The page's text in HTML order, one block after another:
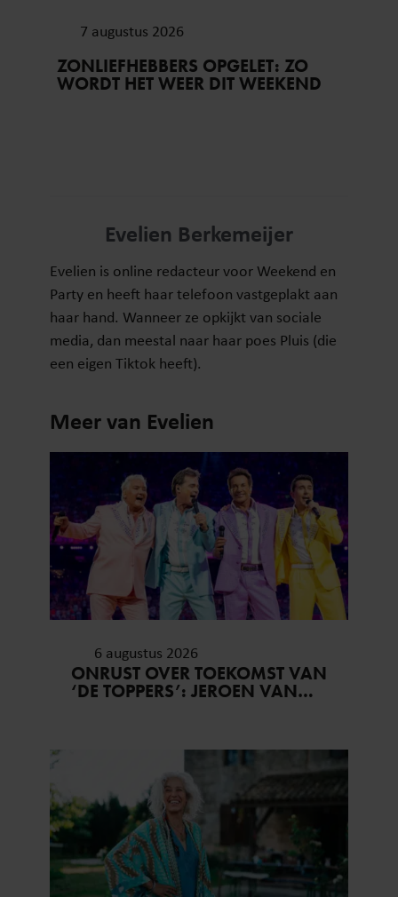
7 augustus 2026
ZONLIEFHEBBERS OPGELET: ZO
WORDT HET WEER DIT WEEKEND
Evelien Berkemeijer
Evelien is online redacteur voor Weekend en
Party en heeft haar telefoon vastgeplakt aan
haar hand. Wanneer ze opkijkt van sociale
media, dan meestal naar haar poes Pluis (die
een eigen Tiktok heeft).
Meer van Evelien
6 augustus 2026
ONRUST OVER TOEKOMST VAN
‘DE TOPPERS’: JEROEN VAN